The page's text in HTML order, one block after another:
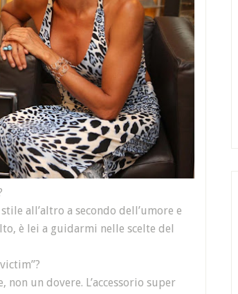
all’altro a secondo dell’umore e
è lei a guidarmi nelle scelte del
un dovere. L’accessorio super